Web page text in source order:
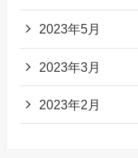
2023年5月
2023年3月
2023年2月